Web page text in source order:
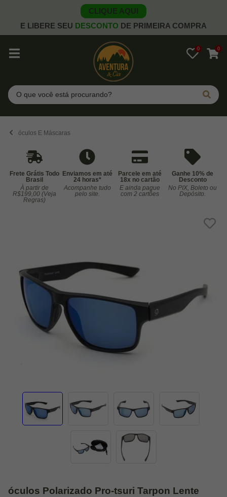
CLIQUE AQUI
E LIBERE SEU DESCONTO DE PRIMEIRA COMPRA
0 0
Pesquisar
óculos E Máscaras
Frete Grátis Todo
Brasil
À partir de
R$199,00 (Veja
Regras)
Enviamos em até
24 horas*
Acompanhe tudo
pelo site.
Parcele em até
18x no cartão
E ainda pague
com 2 cartões
Ganhe 10% de
Desconto
No PIX, Boleto ou
Depósito.
óculos Polarizado Pro-tsuri Tarpon Lente